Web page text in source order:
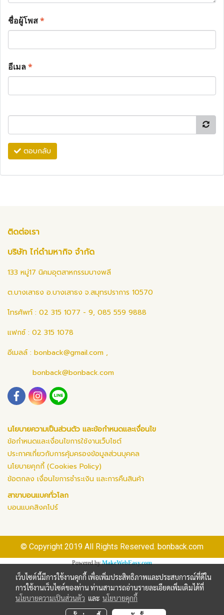
ชื่อผู้โพส*
อีเมล*
ตอบกลับ
ติดต่อเรา
บริษัท ไก่ดำมหากิจ จำกัด
133 หมู่17 นิคมอุตสาหกรรมบางพลี
ต.บางเสาธง อ.บางเสาธง จ.สมุทรปราการ 10570
โทรศัพท์ : 02 315 1077 - 9, 085 559 9888
แฟกซ์ : 02 315 1078
อีเมลล์ : bonback@gmail.com ,
bonback@bonback.com
นโยบายความเป็นส่วนตัว และข้อกำหนดและเงื่อนไข
ข้อกำหนดและเงื่อนไขการใช้งานเว็บไซต์
ประกาศเกี่ยวกับการคุ้มครองข้อมูลส่วนบุคคล
นโยบายคุกกี้ (Cookies Policy)
ข้อตกลง เงื่อนไขการชำระเงิน และการคืนสินค้า
สาขาบอนแบคทั่วโลก
บอนแบคสิงคโปร์
© Copyright 2019 All Rights Reserved. bonback.com
Powered byMakeWebEasy.com
เว็บไซต์นี้มีการใช้งานคุกกี้ เพื่อเพิ่มประสิทธิภาพและประสบการณ์ที่ดีใน
การใช้งานเว็บไซต์ของท่าน ท่านสามารถอ่านรายละเอียดเพิ่มเติมได้ที่
นโยบายความเป็นส่วนตัว และ นโยบายคุกกี้